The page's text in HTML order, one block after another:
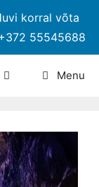
korral võta
55545688
Menu